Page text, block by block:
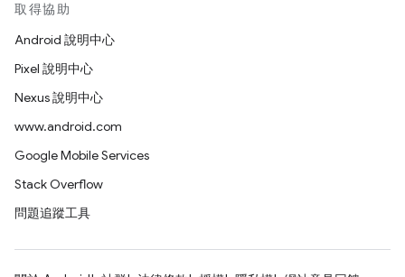
取得協助
Android 說明中心
Pixel 說明中心
Nexus 說明中心
www.android.com
Google Mobile Services
Stack Overflow
問題追蹤工具